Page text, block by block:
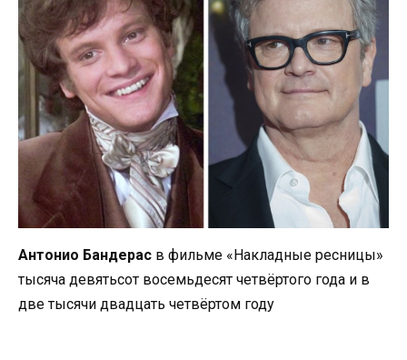
Антонио Бандерас в фильме «Накладные ресницы»
тысяча девятьсот восемьдесят четвёртого года и в
две тысячи двадцать четвёртом году